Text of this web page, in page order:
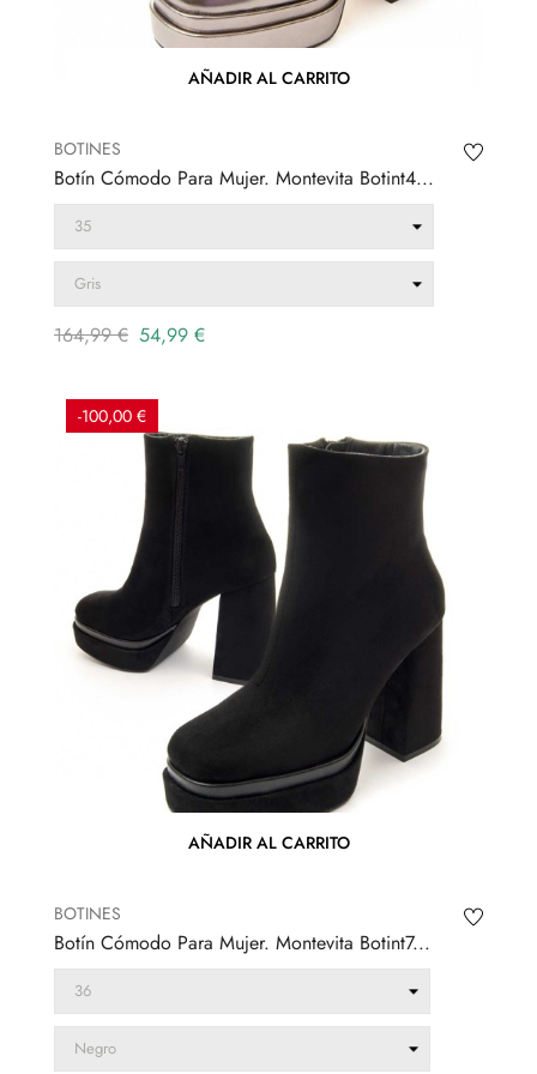
AÑADIR AL CARRITO
BOTINES
Botín Cómodo Para Mujer. Montevita Botint4...
Precio
164,99 € Precio
54,99 €
-100,00 €
AÑADIR AL CARRITO
BOTINES
Botín Cómodo Para Mujer. Montevita Botint7...